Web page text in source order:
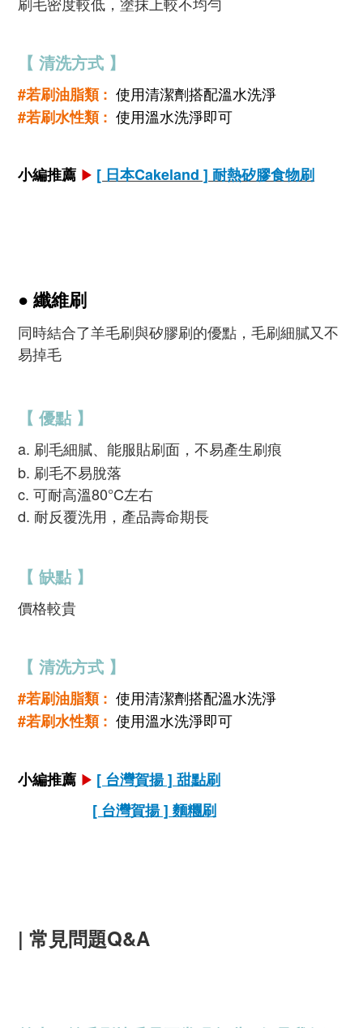
【 清洗方式 】
#若刷油脂類 : 使用清潔劑搭配溫水洗淨
#若刷水性類 : 使用溫水洗淨即可
小編推薦 ▶ [ 日本Cakeland ] 耐熱矽膠食物刷
● 纖維刷
同時結合了羊毛刷與矽膠刷的優點，毛刷細膩又不
易掉毛
【 優點 】
a. 刷毛細膩、能服貼刷面，不易產生刷痕
b. 刷毛不易脫落
c. 可耐高溫80°C左右
d. 耐反覆洗用， 產品壽命期長
【 缺點 】
價格較貴
【 清洗方式 】
#若刷油脂類 : 使用清潔劑搭配溫水洗淨
#若刷水性類 : 使用溫水洗淨即可
小編推薦 ▶ [ 台灣賀揚 ] 甜點刷
[ 台灣賀揚 ] 麵糰刷
| 常見問題Q&A